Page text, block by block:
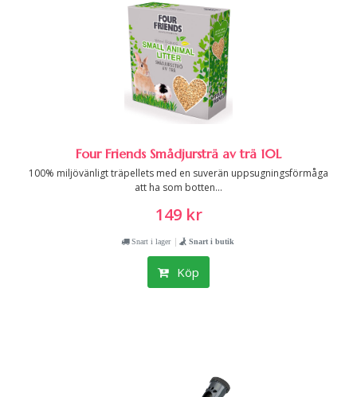
Four Friends Smådjursträ av trä 10L
100% miljövänligt träpellets med en suverän uppsugningsförmåga
att ha som botten...
149 kr
Snart i lager | Snart i butik
Köp